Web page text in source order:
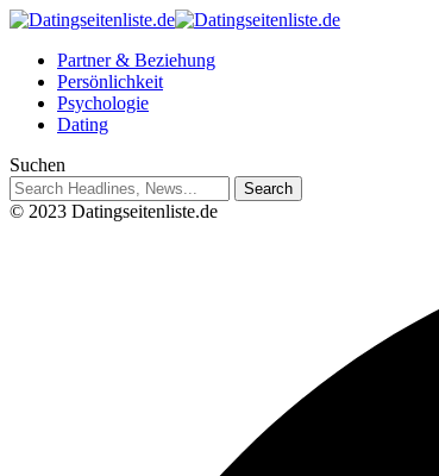
Partner & Beziehung
Persönlichkeit
Psychologie
Dating
Suchen
© 2023 Datingseitenliste.de